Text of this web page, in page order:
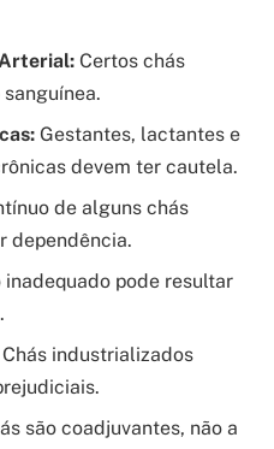
Certos chás
Gestantes, lactantes e
devem ter cautela.
de alguns chás
dependência.
inadequado pode resultar
Chás industrializados
são coadjuvantes, não a